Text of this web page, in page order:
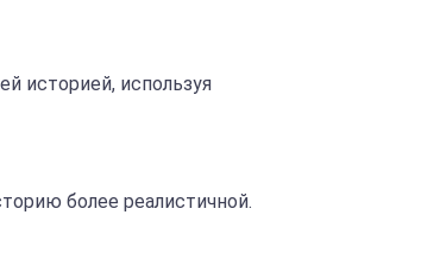
историей, используя
более реалистичной.